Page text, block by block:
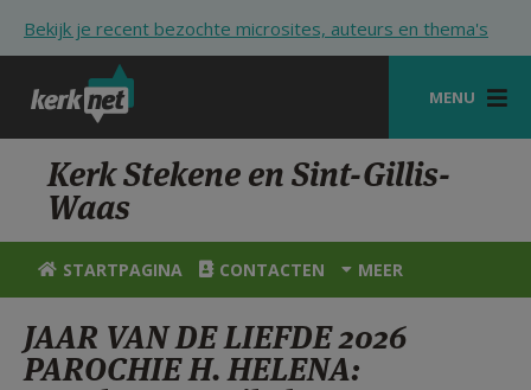
Bekijk je recent bezochte microsites, auteurs en thema's
MENU
STARTPAGINA
KERK
VIERINGEN
ZOEKEN
Kerk Stekene en Sint-Gillis-
Waas
STARTPAGINA CONTACTEN MEER
JAAR VAN DE LIEFDE 2026
PAROCHIE H. HELENA: